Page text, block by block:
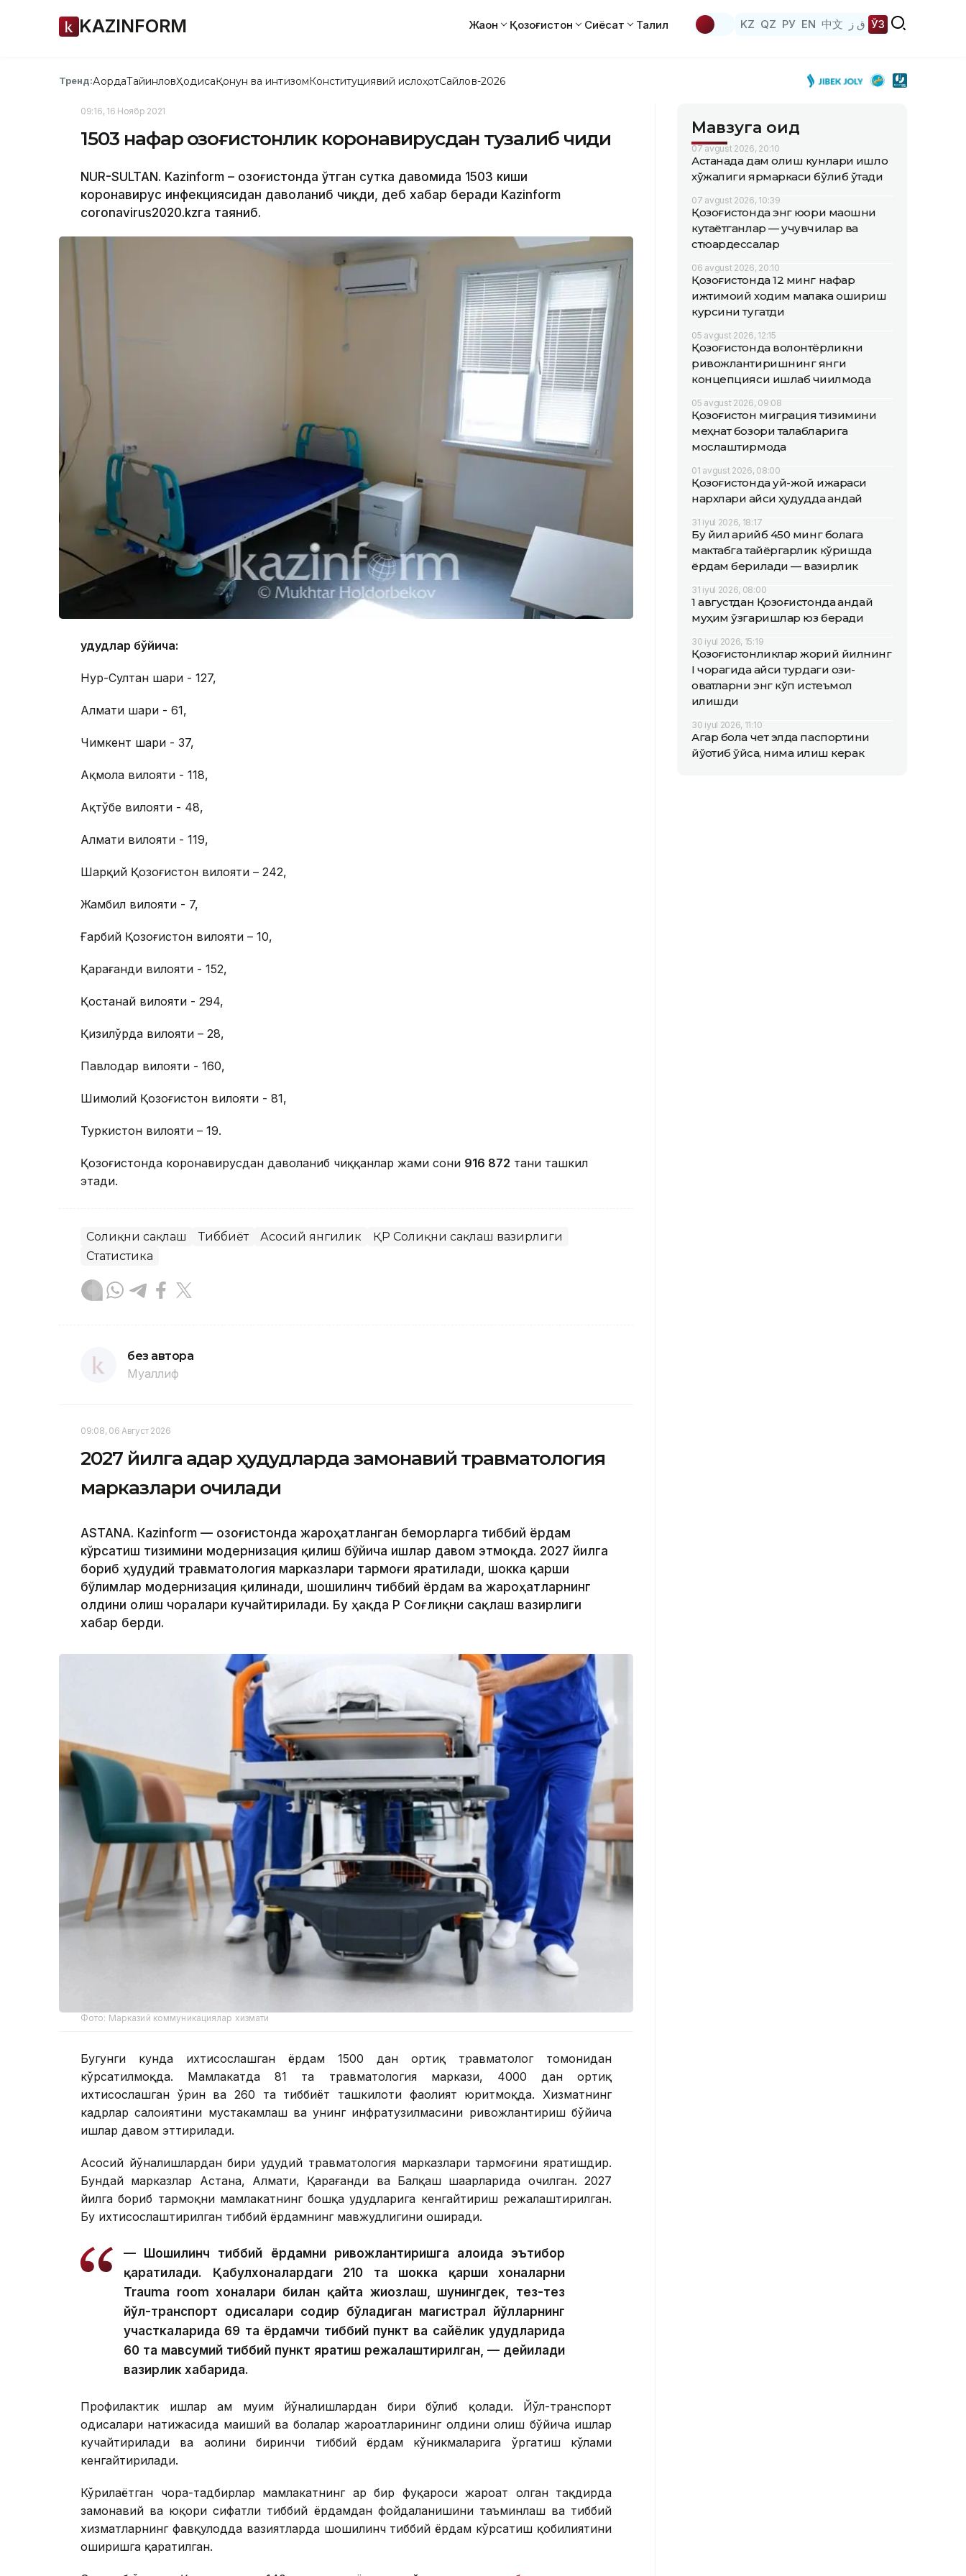
KAZINFORM Жаҳон Қозоғистон Сиёсат Таҳлил KZ QZ РУ EN 中文 ق ز ЎЗ
Тренд:АқордаТайинловҲодисаҚонун ва интизомКонституциявий ислоҳотСайлов-2026
09:16, 16 Ноябр 2021
1503 нафар қозоғистонлик коронавирусдан тузалиб чиқди
NUR-SULTAN. Kazinform – Қозоғистонда ўтган сутка давомида 1503 киши
коронавирус инфекциясидан даволаниб чиқди, деб хабар беради Kazinform
coronavirus2020.kzга таяниб.
Ҳудудлар бўйича:
Нур-Султан шаҳри - 127,
Алмати шаҳри - 61,
Чимкент шаҳри - 37,
Ақмола вилояти - 118,
Ақтўбе вилояти - 48,
Алмати вилояти - 119,
Шарқий Қозоғистон вилояти – 242,
Жамбил вилояти - 7,
Ғарбий Қозоғистон вилояти – 10,
Қарағанди вилояти - 152,
Қостанай вилояти - 294,
Қизилўрда вилояти – 28,
Павлодар вилояти - 160,
Шимолий Қозоғистон вилояти - 81,
Туркистон вилояти – 19.
Қозоғистонда коронавирусдан даволаниб чиққанлар жами сони 916 872 тани ташкил
этади.
Соғлиқни сақлаш Тиббиёт Асосий янгилик
ҚР Соғлиқни сақлаш вазирлиги
Статистика
без автора
Муаллиф
09:08, 06 Август 2026
2027 йилга қадар ҳудудларда замонавий травматология
марказлари очилади
ASTANА. Кazinform — Қозоғистонда жароҳатланган беморларга тиббий ёрдам
кўрсатиш тизимини модернизация қилиш бўйича ишлар давом этмоқда. 2027 йилга
бориб ҳудудий травматология марказлари тармоғи яратилади, шокка қарши
бўлимлар модернизация қилинади, шошилинч тиббий ёрдам ва жароҳатларнинг
олдини олиш чоралари кучайтирилади. Бу ҳақда ҚР Соғлиқни сақлаш вазирлиги
хабар берди.
Фото: Марказий коммуникациялар хизмати
Бугунги кунда ихтисослашган ёрдам 1500 дан ортиқ травматолог томонидан
кўрсатилмоқда. Мамлакатда 81 та травматология маркази, 4000 дан ортиқ
ихтисослашган ўрин ва 260 та тиббиёт ташкилоти фаолият юритмоқда. Хизматнинг
кадрлар салоҳиятини мустаҳкамлаш ва унинг инфратузилмасини ривожлантириш бўйича
ишлар давом эттирилади.
Асосий йўналишлардан бири ҳудудий травматология марказлари тармоғини яратишдир.
Бундай марказлар Астана, Алмати, Қарағанди ва Балқаш шаҳарларида очилган. 2027
йилга бориб тармоқни мамлакатнинг бошқа ҳудудларига кенгайтириш режалаштирилган.
Бу ихтисослаштирилган тиббий ёрдамнинг мавжудлигини оширади.
— Шошилинч тиббий ёрдамни ривожлантиришга алоҳида эътибор
қаратилади. Қабулхоналардаги 210 та шокка қарши хоналарни
Trauma room хоналари билан қайта жиҳозлаш, шунингдек, тез-тез
йўл-транспорт ҳодисалари содир бўладиган магистрал йўлларнинг
участкаларида 69 та ёрдамчи тиббий пункт ва сайёҳлик ҳудудларида
60 та мавсумий тиббий пункт яратиш режалаштирилган, — дейилади
вазирлик хабарида.
Профилактик ишлар ҳам муҳим йўналишлардан бири бўлиб қолади. Йўл-транспорт
ҳодисалари натижасида маиший ва болалар жароҳатларининг олдини олиш бўйича ишлар
кучайтирилади ва аҳолини биринчи тиббий ёрдам кўникмаларига ўргатиш кўлами
кенгайтирилади.
Кўрилаётган чора-тадбирлар мамлакатнинг ҳар бир фуқароси жароҳат олган тақдирда
замонавий ва юқори сифатли тиббий ёрдамдан фойдаланишини таъминлаш ва тиббий
хизматларнинг фавқулодда вазиятларда шошилинч тиббий ёрдам кўрсатиш қобилиятини
оширишга қаратилган.
Мавзуга оид
07 avgust 2026, 20:10
Астанада дам олиш кунлари қишлоқ
хўжалиги ярмаркаси бўлиб ўтади
07 avgust 2026, 10:39
Қозоғистонда энг юқори маошни
кутаётганлар — учувчилар ва
стюардессалар
06 avgust 2026, 20:10
Қозоғистонда 12 минг нафар
ижтимоий ходим малака ошириш
курсини тугатди
05 avgust 2026, 12:15
Қозоғистонда волонтёрликни
ривожлантиришнинг янги
концепцияси ишлаб чиқилмоқда
05 avgust 2026, 09:08
Қозоғистон миграция тизимини
меҳнат бозори талабларига
мослаштирмоқда
01 avgust 2026, 08:00
Қозоғистонда уй-жой ижараси
нархлари қайси ҳудудда қандай
31 iyul 2026, 18:17
Бу йил қарийб 450 минг болага
мактабга тайёргарлик кўришда
ёрдам берилади — вазирлик
31 iyul 2026, 08:00
1 августдан Қозоғистонда қандай
муҳим ўзгаришлар юз беради
30 iyul 2026, 15:19
Қозоғистонликлар жорий йилнинг
I чорагида қайси турдаги озиқ-
овқатларни энг кўп истеъмол
қилишди
30 iyul 2026, 11:10
Агар бола чет элда паспортини
йўқотиб қўйса, нима қилиш керак